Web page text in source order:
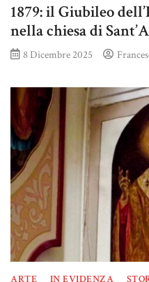
1879: il Giubileo
nella chiesa di
8 Dicembre 2025
ARTE IN EVIDENZA